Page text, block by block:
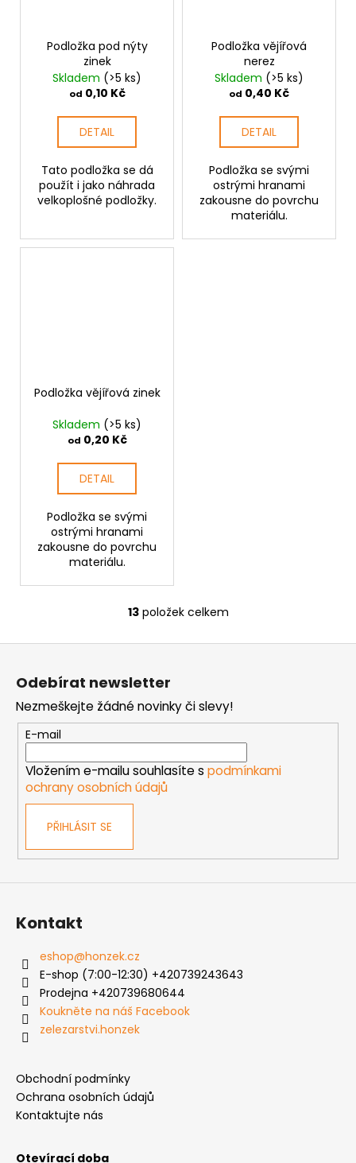
Podložka pod nýty
zinek
Skladem (>5 ks)
od 0,10 Kč
DETAIL
Tato podložka se dá
použít i jako náhrada
velkoplošné podložky.
Podložka vějířová
nerez
Skladem (>5 ks)
od 0,40 Kč
DETAIL
Podložka se svými
ostrými hranami
zakousne do povrchu
materiálu.
Podložka vějířová zinek
Skladem (>5 ks)
od 0,20 Kč
DETAIL
Podložka se svými
ostrými hranami
zakousne do povrchu
materiálu.
O
v
a
c
í
p
r
ý
p
13položek celkem
Odebírat newsletter
Nezmeškejte žádné novinky či slevy!
E-mail
Vložením e-mailu souhlasíte s podmínkami
ochrany osobních údajů
PŘIHLÁSIT SE
Kontakt
eshop@honzek.cz
E-shop (7:00-12:30) +420739243643
Prodejna +420739680644
Koukněte na náš Facebook
zelezarstvi.honzek
Obchodní podmínky
Ochrana osobních údajů
Kontaktujte nás
Otevírací doba